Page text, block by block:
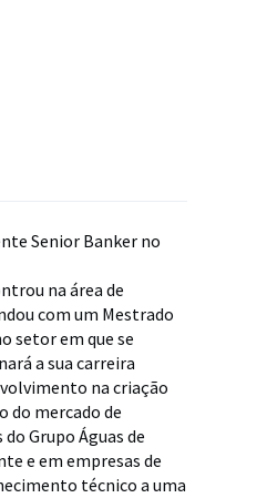
Senior Banker no
na área de
com um Mestrado
setor em que se
a sua carreira
na criação
do mercado de
Grupo Águas de
e em empresas de
técnico a uma